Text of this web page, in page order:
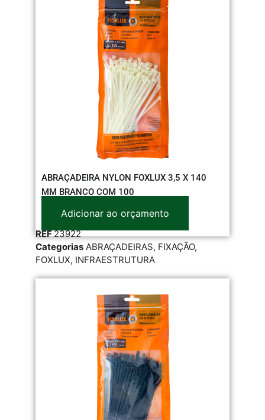
ABRAÇADEIRA NYLON FOXLUX 3,5 X 140
MM BRANCO COM 100
Adicionar ao orçamento
REF23922
Categorias ABRAÇADEIRAS, FIXAÇÃO,
FOXLUX, INFRAESTRUTURA